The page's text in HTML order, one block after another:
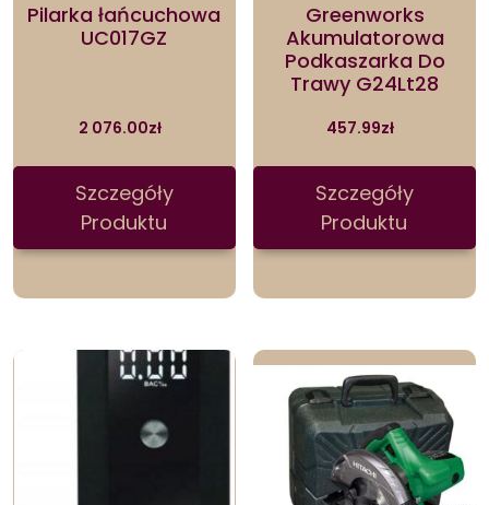
Pilarka łańcuchowa
UC017GZ
2 076.00zł
Szczegóły
Produktu
Greenworks
Akumulatorowa
Podkaszarka Do
Trawy G24Lt28
457.99zł
Szczegóły
Produktu